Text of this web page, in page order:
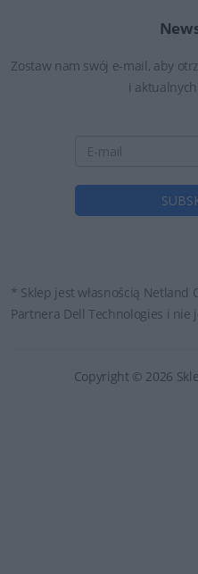
Zostaw nam swój e-mail, aby
i
* Sklep jest własnością Netland
Partnera Dell Technologies i
Copyright © 2026